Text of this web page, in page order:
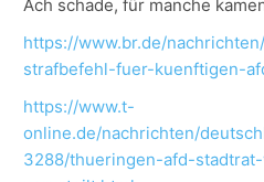
Ach schade, für manche
https://www.br.de/
strafbefehl-fuer-kuenftigen-
https://www.t-
online.de/nachrichten/
3288/thueringen-afd-